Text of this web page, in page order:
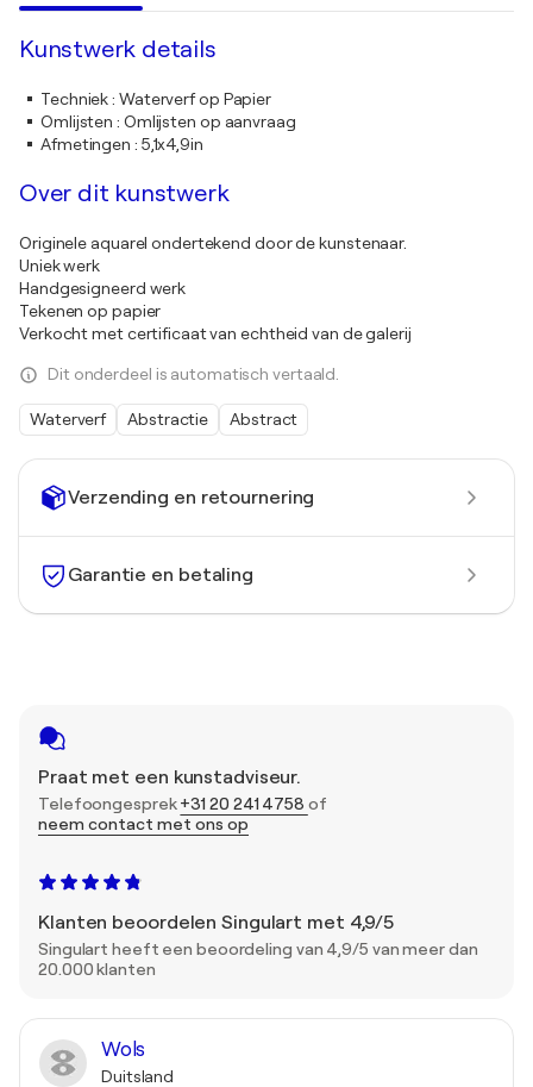
Verzending en retournering
Garantie en betaling
Praat met een kunstadviseur.
Telefoongesprek+31 20 241 4758 of
neem contact met ons op
Klanten beoordelen Singulart met 4,9/5
Singulart heeft een beoordeling van 4,9/5 van meer dan
20.000 klanten
Wols
Duitsland
Kunstwerk details
Techniek: Waterverf op Papier
Omlijsten : Omlijsten op aanvraag
Afmetingen : 5,1x4,9in
Over dit kunstwerk
Originele aquarel ondertekend door de kunstenaar.
Uniek werk
Handgesigneerd werk
Tekenen op papier
Verkocht met certificaat van echtheid van de galerij
Dit onderdeel is automatisch vertaald.
Waterverf Abstractie Abstract